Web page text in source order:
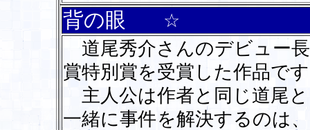
背の眼
☆
道尾秀介さんのデビュー
賞特別賞を受賞した作品で
主人公は作者と同じ道尾
一緒に事件を解決するのは